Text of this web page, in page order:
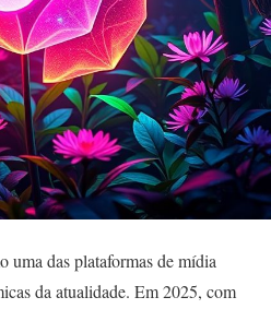
das plataformas de mídia
da atualidade. Em 2025, com